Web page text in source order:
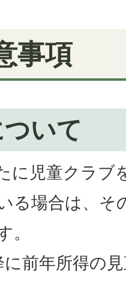
事項
いて
に児童クラブ
る場合は、そ
。
前年所得の